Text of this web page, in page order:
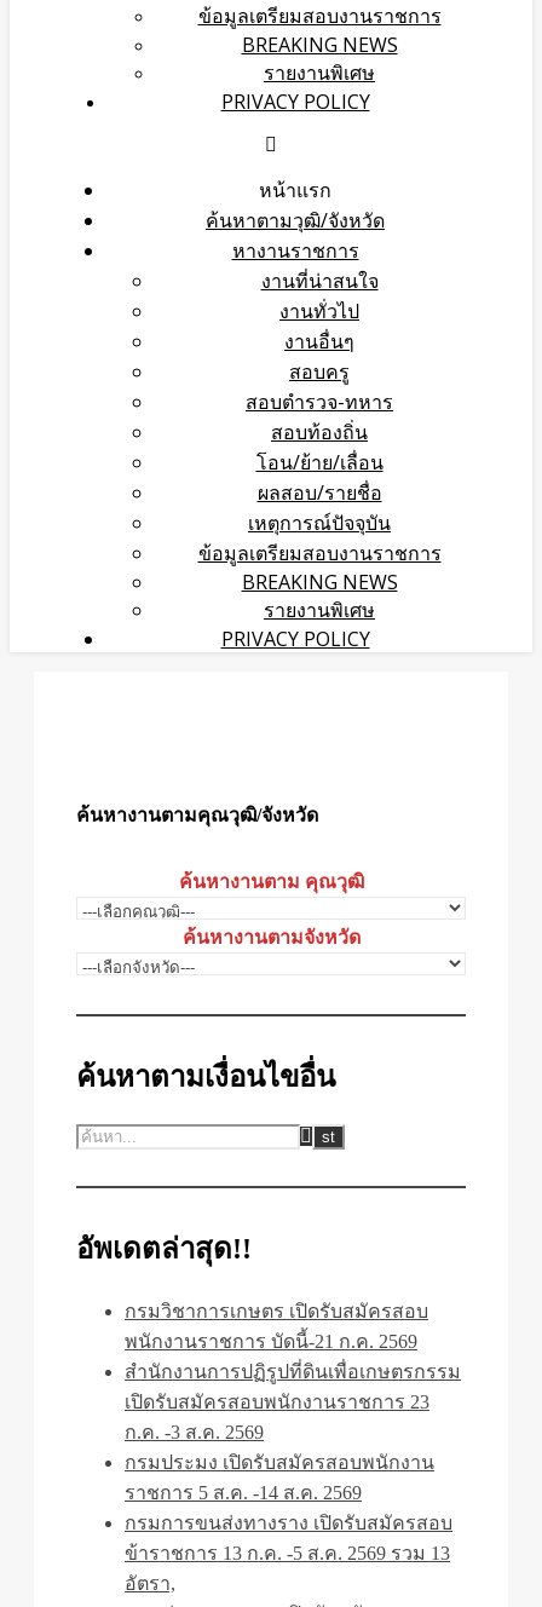
ข้อมูลเตรียมสอบงานราชการ
BREAKING NEWS
รายงานพิเศษ
PRIVACY POLICY
หน้าแรก
ค้นหาตามวุฒิ/จังหวัด
หางานราชการ
งานที่น่าสนใจ
งานทั่วไป
งานอื่นๆ
สอบครู
สอบตำรวจ-ทหาร
สอบท้องถิ่น
โอน/ย้าย/เลื่อน
ผลสอบ/รายชื่อ
เหตุการณ์ปัจจุบัน
ข้อมูลเตรียมสอบงานราชการ
BREAKING NEWS
รายงานพิเศษ
PRIVACY POLICY
ค้นหางานตามคุณวุฒิ/จังหวัด
ค้นหางานตาม คุณวุฒิ
ค้นหางานตามจังหวัด
ค้นหาตามเงื่อนไขอื่น
อัพเดตล่าสุด!!
กรมวิชาการเกษตร เปิดรับสมัครสอบ
พนักงานราชการ บัดนี้-21 ก.ค. 2569
สำนักงานการปฏิรูปที่ดินเพื่อเกษตรกรรม
เปิดรับสมัครสอบพนักงานราชการ 23
ก.ค. -3 ส.ค. 2569
กรมประมง เปิดรับสมัครสอบพนักงาน
ราชการ 5 ส.ค. -14 ส.ค. 2569
กรมการขนส่งทางราง เปิดรับสมัครสอบ
ข้าราชการ 13 ก.ค. -5 ส.ค. 2569 รวม 13
อัตรา,